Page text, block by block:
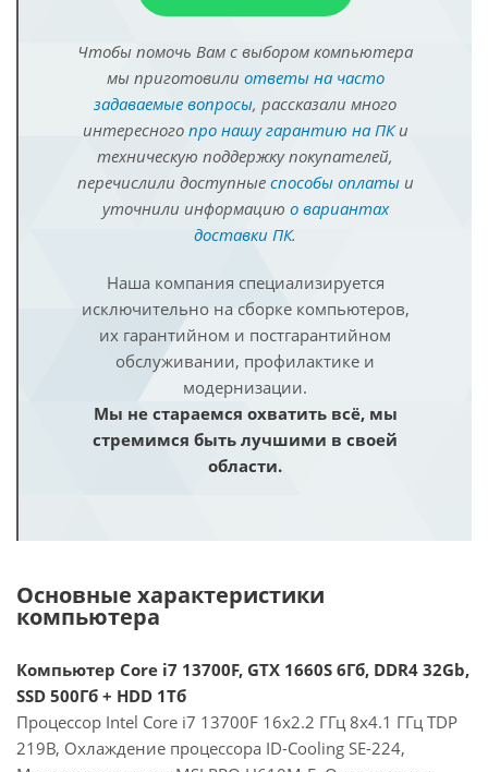
Чтобы помочь Вам с выбором компьютера
мы приготовили ответы на часто
задаваемые вопросы, рассказали много
интересного про нашу гарантию на ПКи
техническую поддержку покупателей,
перечислили доступные способы оплатыи
уточнили информацию о вариантах
доставки ПК.
Наша компания специализируется
исключительно на сборке компьютеров,
их гарантийном и постгарантийном
обслуживании, профилактике и
модернизации.
Мы не стараемся охватить всё, мы
стремимся быть лучшими в своей
области.
Основные характеристики
компьютера
Компьютер Core i7 13700F, GTX 1660S 6Гб, DDR4 32Gb,
SSD 500Гб + HDD 1Тб
Процессор Intel Core i7 13700F 16x2.2 ГГц 8x4.1 ГГц TDP
219В, Охлаждение процессора ID-Cooling SE-224,